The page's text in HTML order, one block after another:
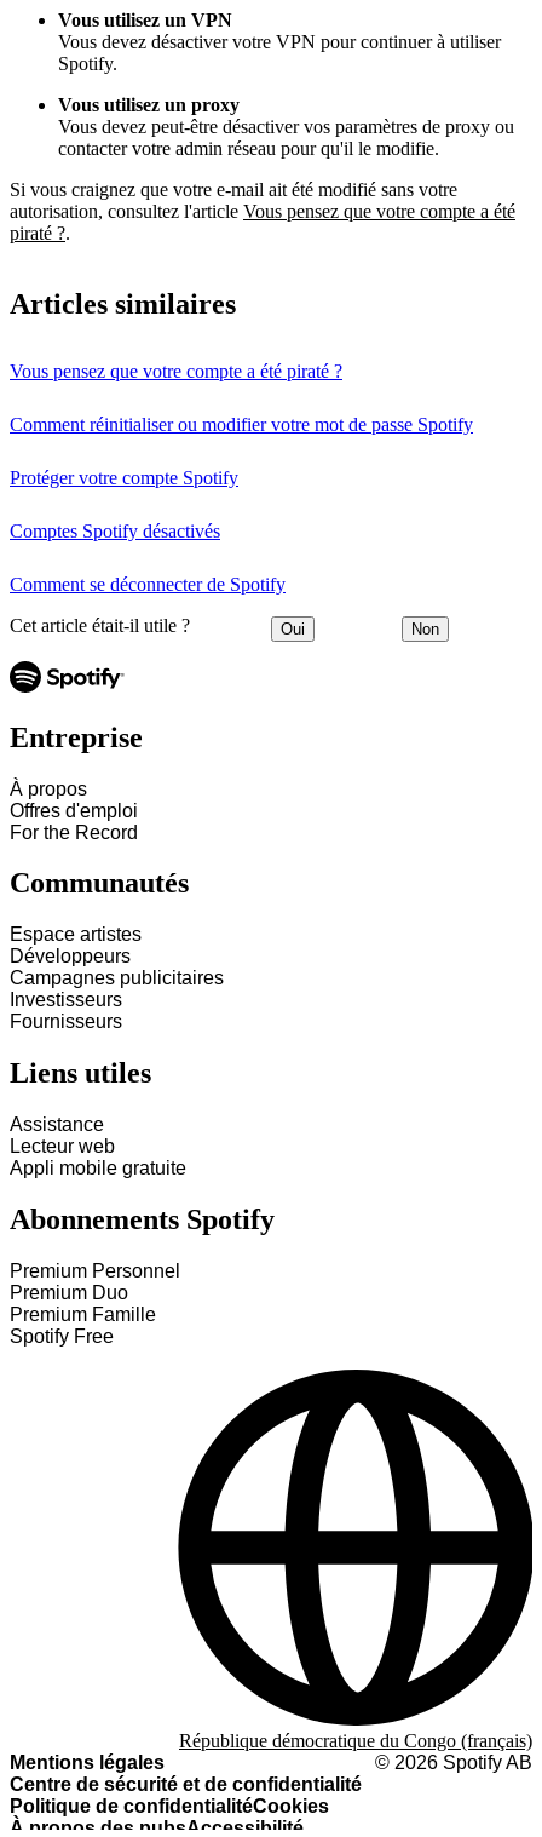
Vous utilisez un VPN
Vous devez désactiver votre VPN pour continuer à utiliser
Spotify.
Vous utilisez un proxy
Vous devez peut-être désactiver vos paramètres de proxy ou
contacter votre admin réseau pour qu'il le modifie.
Si vous craignez que votre e-mail ait été modifié sans votre
autorisation, consultez l'article Vous pensez que votre compte a été
piraté ?.
Articles similaires
Vous pensez que votre compte a été piraté ?
Comment réinitialiser ou modifier votre mot de passe Spotify
Protéger votre compte Spotify
Comptes Spotify désactivés
Comment se déconnecter de Spotify
Cet article était-il utile ? Oui Non
Entreprise
À propos
Offres d'emploi
For the Record
Communautés
Espace artistes
Développeurs
Campagnes publicitaires
Investisseurs
Fournisseurs
Liens utiles
Assistance
Lecteur web
Appli mobile gratuite
Abonnements Spotify
Premium Personnel
Premium Duo
Premium Famille
Spotify Free
Mentions légales
Centre de sécurité et de confidentialité
Politique de confidentialitéCookies
À propos des pubsAccessibilité
© 2026 Spotify AB
République démocratique du Congo (français)